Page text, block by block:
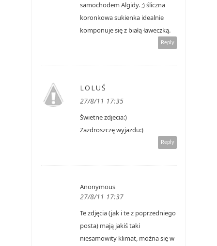
samochodem Algidy. ;) śliczna
koronkowa sukienka idealnie
komponuje się z białą ławeczką.
Reply
LOLUŚ
27/8/11 17:35
Świetne zdjecia:)
Zazdroszczę wyjazdu:)
Reply
Anonymous
27/8/11 17:37
Te zdjęcia (jak i te z poprzedniego
posta) mają jakiś taki
niesamowity klimat, można się w